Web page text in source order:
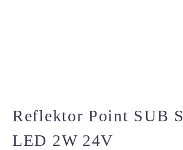
Reflektor Point SUB S
LED 2W 24V